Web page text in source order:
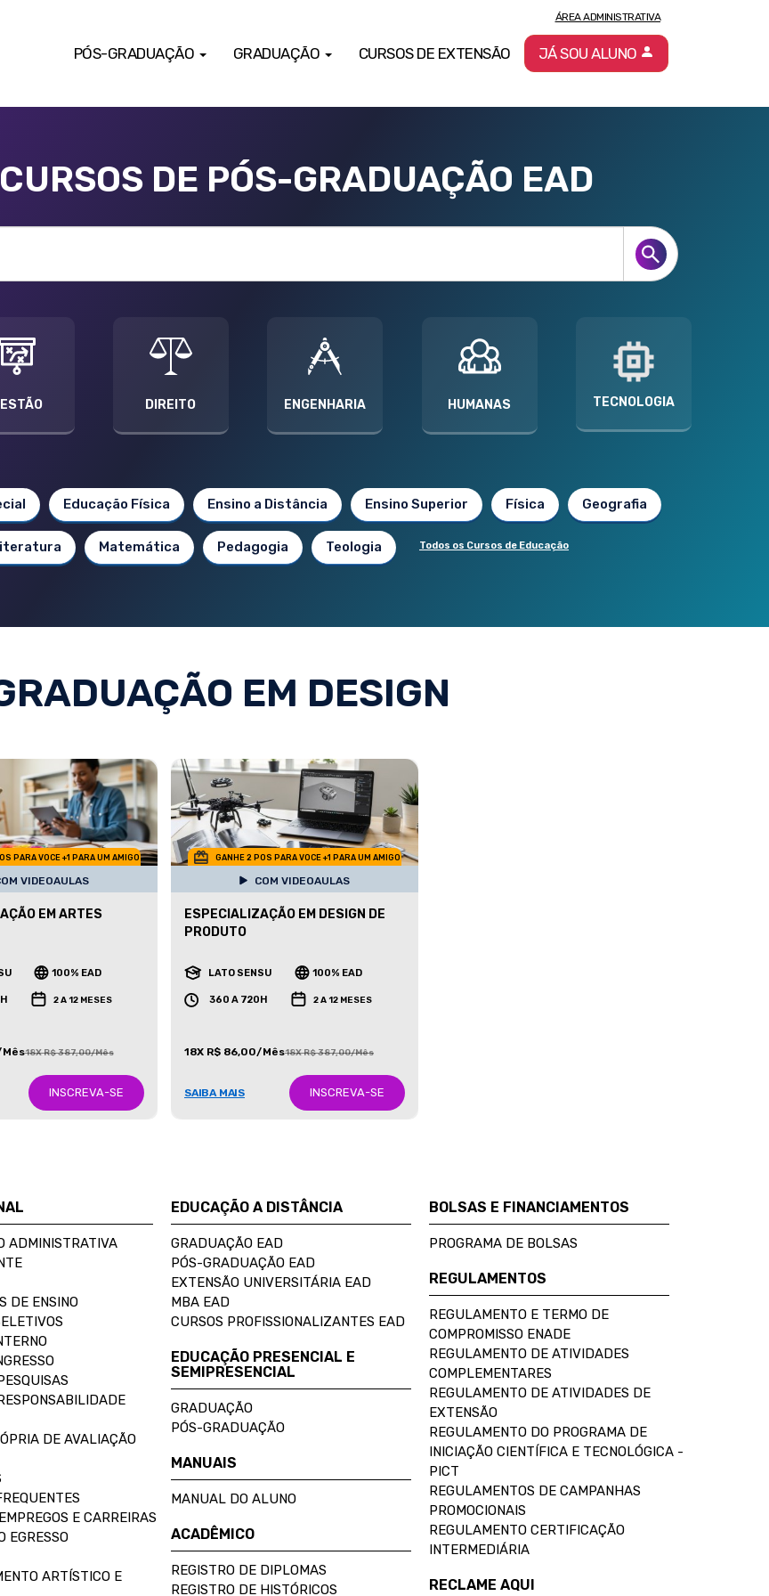
PÓS-GRADUAÇÃO GRADUAÇÃO CURSOS DE EXTENSÃO
ÁREA ADMINISTRATIVA
JÁ SOU ALUNO
DE PÓS-GRADUAÇÃO EAD
DIREITO ENGENHARIA HUMANAS TECNOLOGIA
Educação Física Ensino a Distância Ensino Superior Física Geografia
Matemática Pedagogia Teologia Todos os Cursos de Educação
EM DESIGN
PARA VOCE +1 PARA UM AMIGO
VIDEOAULAS
EM ARTES
100% EAD
2 A 12 MESES
18X R$ 387,00/Mês
INSCREVA-SE
GANHE 2 POS PARA VOCE +1 PARA UM AMIGO
COM VIDEOAULAS
ESPECIALIZAÇÃO EM DESIGN DE
PRODUTO
LATO SENSU 100% EAD
360 A 720H 2 A 12 MESES
18X R$ 86,00/Mês18X R$ 387,00/Mês
SAIBA MAIS INSCREVA-SE
ADMINISTRATIVA
DE ENSINO
DE AVALIAÇÃO
E CARREIRAS
EGRESSO
ARTÍSTICO E
EDUCAÇÃO A DISTÂNCIA
GRADUAÇÃO EAD
PÓS-GRADUAÇÃO EAD
EXTENSÃO UNIVERSITÁRIA EAD
MBA EAD
CURSOS PROFISSIONALIZANTES EAD
EDUCAÇÃO PRESENCIAL E
SEMIPRESENCIAL
GRADUAÇÃO
PÓS-GRADUAÇÃO
MANUAIS
MANUAL DO ALUNO
ACADÊMICO
REGISTRO DE DIPLOMAS
REGISTRO DE HISTÓRICOS
BOLSAS E FINANCIAMENTOS
PROGRAMA DE BOLSAS
REGULAMENTOS
REGULAMENTO E TERMO DE
COMPROMISSO ENADE
REGULAMENTO DE ATIVIDADES
COMPLEMENTARES
REGULAMENTO DE ATIVIDADES DE
EXTENSÃO
REGULAMENTO DO PROGRAMA DE
INICIAÇÃO CIENTÍFICA E TECNOLÓGICA -
PICT
REGULAMENTOS DE CAMPANHAS
PROMOCIONAIS
REGULAMENTO CERTIFICAÇÃO
INTERMEDIÁRIA
RECLAME AQUI